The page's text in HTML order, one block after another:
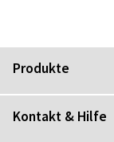
Produkte
Kontakt & Hilfe